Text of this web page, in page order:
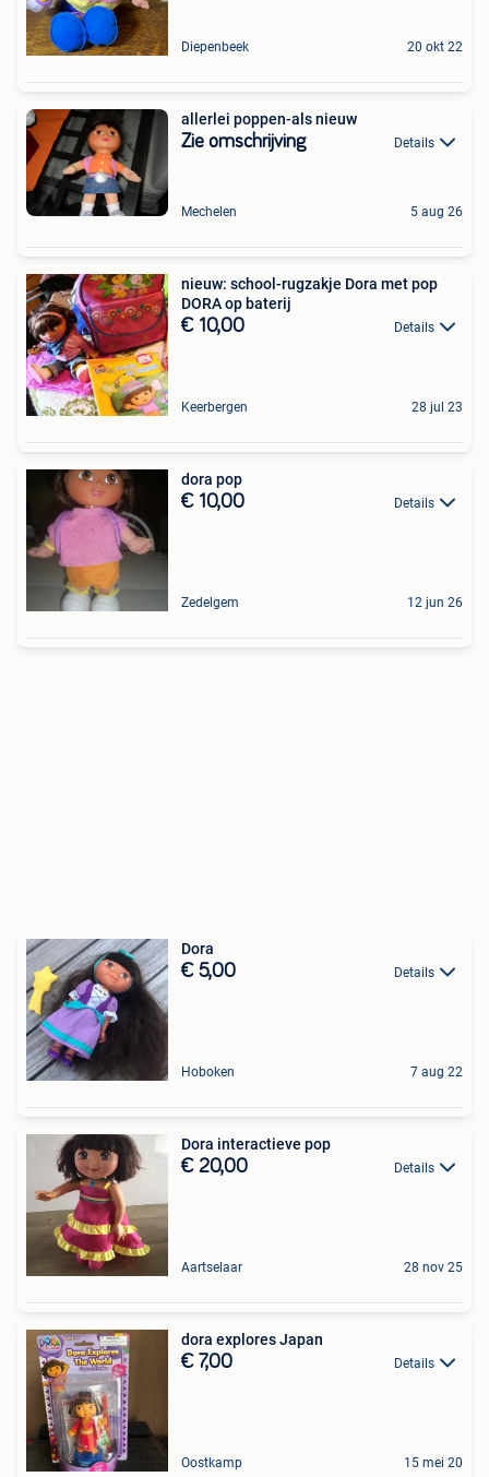
Diepenbeek 20 okt 22
allerlei poppen-als nieuw
Zie omschrijving Details
Mechelen 5 aug 26
nieuw: school-rugzakje Dora met pop
DORA op baterij
€ 10,00 Details
Keerbergen 28 jul 23
dora pop
€ 10,00 Details
Zedelgem 12 jun 26
Dora
€ 5,00 Details
Hoboken 7 aug 22
Dora interactieve pop
€ 20,00 Details
Aartselaar 28 nov 25
dora explores Japan
€ 7,00 Details
Oostkamp 15 mei 20